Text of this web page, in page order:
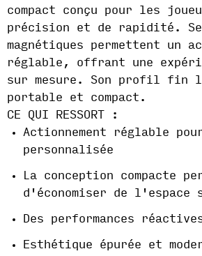
compact conçu pour les
précision et de rapidité.
magnétiques permettent un
réglable, offrant une
sur mesure. Son profil fin
portable et compact.
CE QUI RESSORT :
Actionnement réglable
personnalisée
La conception compacte
d'économiser de l'espace
Des performances
Esthétique épurée et